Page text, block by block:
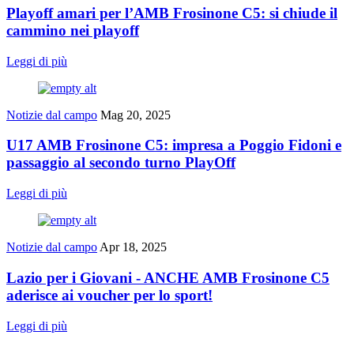
Playoff amari per l’AMB Frosinone C5: si chiude il
cammino nei playoff
Leggi di più
Notizie dal campo Mag 20, 2025
U17 AMB Frosinone C5: impresa a Poggio Fidoni e
passaggio al secondo turno PlayOff
Leggi di più
Notizie dal campo Apr 18, 2025
Lazio per i Giovani - ANCHE AMB Frosinone C5
aderisce ai voucher per lo sport!
Leggi di più